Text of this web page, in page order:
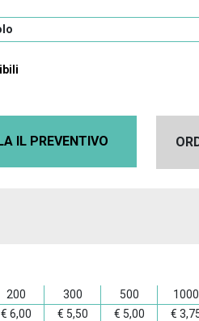
IL PREVENTIVO
200 300 500 1000
€ 6,00 € 5,50 € 5,00 €